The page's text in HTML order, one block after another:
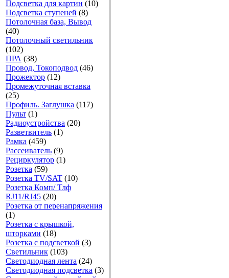
Подсветка для картин (10)
Подсветка ступеней (8)
Потолочная база, Вывод
(40)
Потолочный светильник
(102)
ПРА (38)
Провод, Токоподвод (46)
Прожектор (12)
Промежуточная вставка
(25)
Профиль. Заглушка (117)
Пульт (1)
Радиоустройства (20)
Разветвитель (1)
Рамка (459)
Рассеиватель (9)
Рециркулятор (1)
Розетка (59)
Розетка TV/SAT (10)
Розетка Комп/ Тлф
RJ11/RJ45 (20)
Розетка от перенапряжения
(1)
Розетка с крышкой,
шторками (18)
Розетка с подсветкой (3)
Светильник (103)
Светодиодная лента (24)
Светодиодная подсветка (3)